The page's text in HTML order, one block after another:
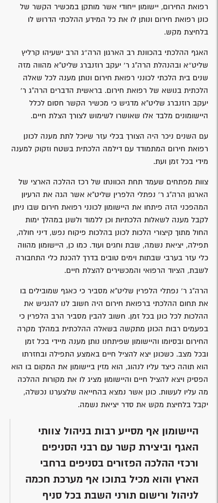
רפואת החירום, יישומון ייחודי אשר מותקן במכשיר הקשר של
כונן רפואת חירום ונותן לו את כל המידע ההלכתי הדרוש לו
בלחיצת מקש.
האגף ההלכתי בהכוונת רב הארגון הרה״ג הרב ישעיהו קרליץ
שליט״א ובהנהלת הרה"ג ר' יעקב רוזנברג שליט"א מהווה מזה
שנים בית הלכתי לכונני רפואת חירום ונותן מענה לכל שאלה
הלכתית בנושא של רפואת חירום. בראשית הדברים הרה"ג ר'
יעקב רוזנברג שליט"א מדגיש כי מכשיר הקשר חסום לכלל
היישומונים מלבד אלו שאושרו לשימוש לצורך הצלת חיים.
עם השנים ניכר היה הצורך בכלי עזר שיוכל לתת מענה לכונן
רפואת חירום המתמודד עם דילמה הלכתית בשטח וזקוק למענה
מידי בכל זמן ועת.
צוות מפתחים שעמד תחת הכוונתו של רכז ההלכה הארצי של
הארגון הרה"ג ר' נפתלי הלפרין שליט"א אשר הגה את הרעיון
המהפכני הזה פיתחו את היישומון לכונני רפואת חירום שבו ניתן
לקבל מענה לשאלות הלכתיות וכן ללמוד ולשנן במהלך ימות
החול מתוך קיצורי הלכות לכונן בהלכות פיקוח נפש, דיני חולה,
תפילה, יציאת נשמה, שבת וחגים ועוד. כמו כן, היישומון מהווה
כלי עזר בערבי שבתות וימים טובים בדרך להכנת כלי התחבורה
לשבת, הציוד הרפואי והמכשירים להצלת חיים.
הרה"ג ר' נפתלי הלפרין שליט"א מסביר כי כאגף שמובילים בו
את תחום ההלכתי ברפואת חירום היה חשוב לנו להנגיש את
ההלכות לכל כונן בכל זמן. חשוב להבין מסביר הרב הלפרין כי
בפעמים רבות הכונן מתקשה בשאלה ההלכתית במהלך מקרה
החירום ובסיומו והיישומון שפיתחנו נותן מענה מיידי בכל זמן
ובכל מצב. כשכונן יצא להציל חיים באמצע התפילה ובחזרתו
הוא תוהה כיצד עליו לנהוג, הוא מזין ביישומון את המקום בו הוא
הפסיק ויצא להציל חיים והיישומון מציג לו את מקורות ההלכה
מה עליו לעשות. כונן אשר נמצא בהחייאה שלצערנו נכשלה,
יקבל בלחיצת מקש את סדר יציאת נשמה.
היישומון אף מסייע רבות בניהול צוותי
האגף וביצירת קשר עם רבני הסניפים
ורכזי ההלכה הפזורים בסניפים ברחבי
הארץ והוא מכיל בתוכו אף מערכת חכמה
לניהול ורישום תורני השבת בכל סניף